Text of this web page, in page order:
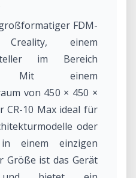
FDM-
einem
im Bereich
Mit einem
von 450 × 450 ×
CR-10 Max ideal für
oder
einem einzigen
Größe ist das Gerät